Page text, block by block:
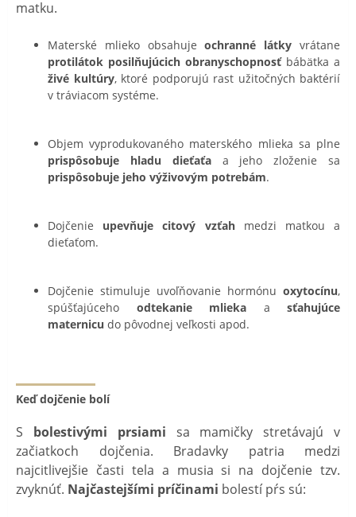
matku.
Materské mlieko obsahujeochranné látky vrátane
protilátok posilňujúcich obranyschopnosť bábätka a
živé kultúry, ktoré podporujú rast užitočných baktérií
v tráviacom systéme.
Objem vyprodukovaného materského mlieka sa plne
prispôsobuje hladu dieťaťaa jeho zloženie sa
prispôsobuje jeho výživovým potrebám.
Dojčenie upevňuje citový vzťahmedzi matkou a
dieťaťom.
Dojčenie stimuluje uvoľňovanie hormónu oxytocínu,
spúšťajúceho odtekanie mlieka a sťahujúce
maternicu do pôvodnej veľkosti apod.
Keď dojčenie bolí
S bolestivými prsiami sa mamičky stretávajú v
začiatkoch dojčenia. Bradavky patria medzi
najcitlivejšie časti tela a musia si na dojčenie tzv.
zvyknúť. Najčastejšími príčinami bolestí pŕs sú: